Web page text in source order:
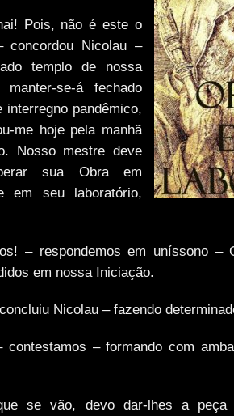
Pois, não é este o
concordou Nicolau –
templo de nossa
se-á fechado
interregno pandêmico,
me hoje pela manhã
Nosso mestre deve
sua Obra em
em seu laboratório,
– respondemos em uníssono –
em nossa Iniciação.
Nicolau – fazendo
– formando com
se vão, devo dar-lhes a peça